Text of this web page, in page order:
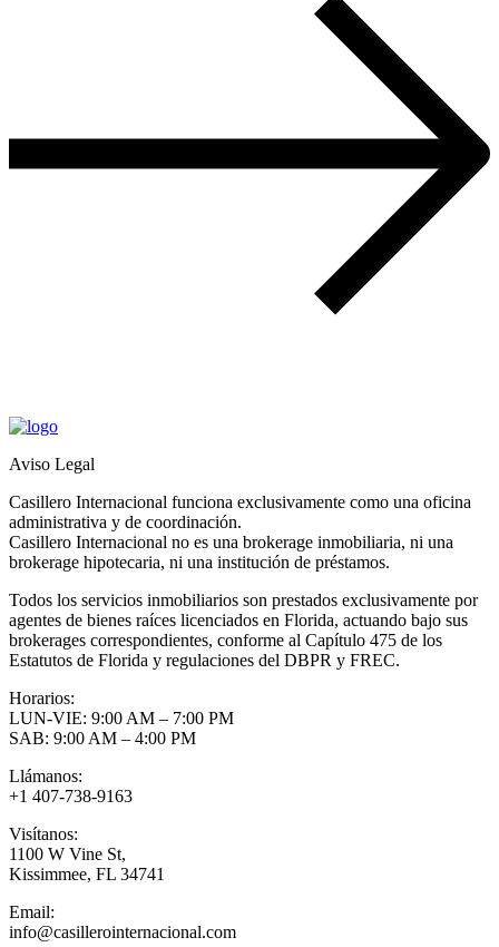
Aviso Legal
Casillero Internacional funciona exclusivamente como una oficina
administrativa y de coordinación.
Casillero Internacional no es una brokerage inmobiliaria, ni una
brokerage hipotecaria, ni una institución de préstamos.
Todos los servicios inmobiliarios son prestados exclusivamente por
agentes de bienes raíces licenciados en Florida, actuando bajo sus
brokerages correspondientes, conforme al Capítulo 475 de los
Estatutos de Florida y regulaciones del DBPR y FREC.
Horarios:
LUN-VIE: 9:00 AM – 7:00 PM
SAB: 9:00 AM – 4:00 PM
Llámanos:
+1 407-738-9163
Visítanos:
1100 W Vine St,
Kissimmee, FL 34741
Email:
info@casillerointernacional.com